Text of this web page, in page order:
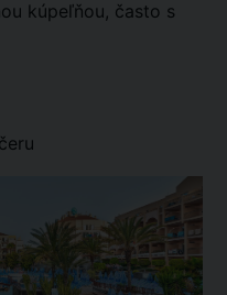
kúpeľňou, často s